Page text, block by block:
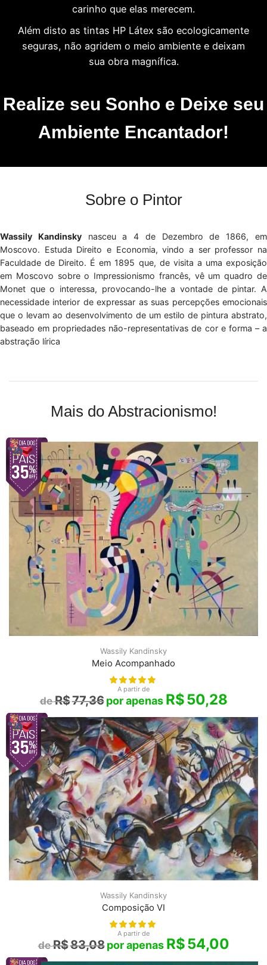
carinho que elas merecem.
Além disto as tintas HP Látex são ecologicamente
seguras, não agridem o meio ambiente e deixam
sua obra magnífica.
Realize seu Sonho e Deixe seu
Ambiente Encantador!
Sobre o Pintor
Wassily Kandinskynasceu a 4 de Dezembro de 1866, em
Moscovo. Estuda Direito e Economia, vindo a ser professor na
Faculdade de Direito. É em 1895 que, de visita a uma exposição
em Moscovo sobre o Impressionismo francês, vê um quadro de
Monet que o interessa, provocando-lhe a vontade de pintar. A
necessidade interior de expressar as suas percepções emocionais
que o levam ao desenvolvimento de um estilo de pintura abstrato,
baseado em propriedades não-representativas de cor e forma – a
abstração lírica
Mais do Abstracionismo!
Wassily Kandinsky
Meio Acompanhado
A partir de
R$77,36 R$50,28
Wassily Kandinsky
Composição VI
A partir de
R$83,08 R$54,00